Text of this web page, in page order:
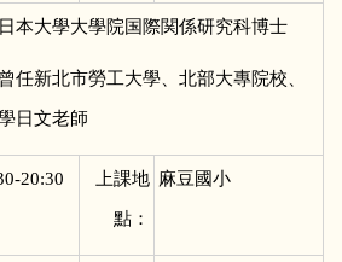
本大學大學院国際関係研究科博士
任新北市勞工大學、北部大專院校、
日文老師
20:30 上課地
點：
麻豆國小